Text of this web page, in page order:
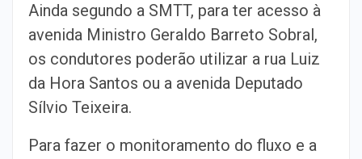
Ainda segundo a SMTT, para ter acesso à
avenida Ministro Geraldo Barreto Sobral,
os condutores poderão utilizar a rua Luiz
da Hora Santos ou a avenida Deputado
Sílvio Teixeira.
Para fazer o monitoramento do fluxo e a